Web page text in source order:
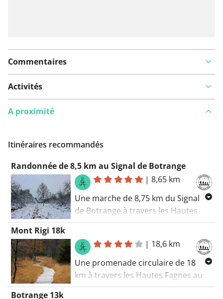
Commentaires
Activités
A proximité
Itinéraires recommandés
Randonnée de 8,5 km au Signal de Botrange
|8,65 km
Une marche de 8,75 km du Signal
de Botrange à travers les Hautes
Fagnes jusqu’à Baraque Michel et
Mont Rigi 18k
| 18,6 km
Une promenade circulaire de 18
km à travers les Hautes Fagnes au
départ du Mont Rigi.
Botrange 13k